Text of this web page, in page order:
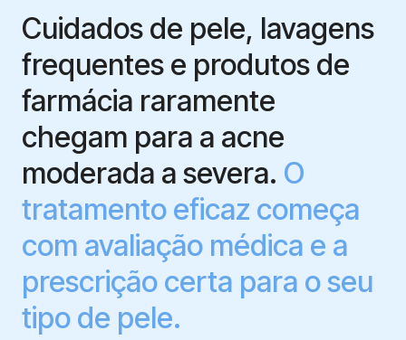
Cuidados de pele, lavagens
frequentes e produtos de
farmácia raramente
chegam para a acne
moderada a severa. O
tratamento eficaz começa
com avaliação médica e a
prescrição certa para o seu
tipo de pele.